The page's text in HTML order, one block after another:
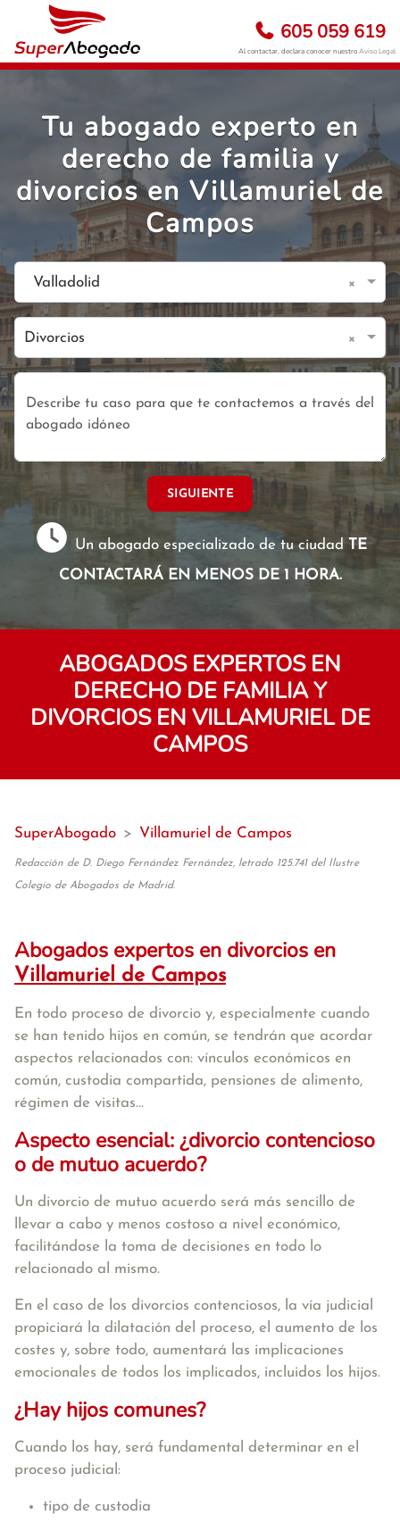
605 059 619
Al contactar, declara conocer nuestroAviso Legal
Tu abogado experto en
derecho de familia y
divorcios en Villamuriel de
Campos
Valladolid ×
Divorcios ×
SIGUIENTE
Un abogado especializado de tu ciudadTE
CONTACTARÁ EN MENOS DE 1 HORA.
ABOGADOS EXPERTOS EN
DERECHO DE FAMILIA Y
DIVORCIOS EN VILLAMURIEL DE
CAMPOS
SuperAbogado > Villamuriel de Campos
Redacción de D. Diego Fernández Fernández, letrado 125.741 del Ilustre
Colegio de Abogados de Madrid.
Abogados expertos en divorcios en
Villamuriel de Campos
En todo proceso de divorcio y, especialmente cuando
se han tenido hijos en común, se tendrán que acordar
aspectos relacionados con: vínculos económicos en
común, custodia compartida, pensiones de alimento,
régimen de visitas...
Aspecto esencial: ¿divorcio contencioso
o de mutuo acuerdo?
Un divorcio de mutuo acuerdo será más sencillo de
llevar a cabo y menos costoso a nivel económico,
facilitándose la toma de decisiones en todo lo
relacionado al mismo.
En el caso de los divorcios contenciosos, la vía judicial
propiciará la dilatación del proceso, el aumento de los
costes y, sobre todo, aumentará las implicaciones
emocionales de todos los implicados, incluidos los hijos.
¿Hay hijos comunes?
Cuando los hay, será fundamental determinar en el
proceso judicial:
tipo de custodia